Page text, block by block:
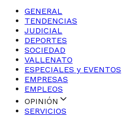
GENERAL
TENDENCIAS
JUDICIAL
DEPORTES
SOCIEDAD
VALLENATO
ESPECIALES y EVENTOS
EMPRESAS
EMPLEOS
OPINIÓN
SERVICIOS